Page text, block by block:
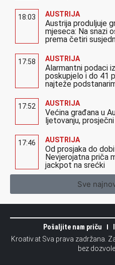
18:03 AUSTRIJA
Austrija produljuje
mjeseca: Na snazi
prema četiri
17:58 AUSTRIJA
Alarmantni podaci
poskupjelo i do 41
najteže
17:52 AUSTRIJA
Većina građana u
ljetovanju,
17:46 AUSTRIJA
Od prosjaka do
Nevjerojatna priča
jackpot na srećki
Sve
Pošaljite nam priču
Kroativ.at Sva prava zadržana.
bez